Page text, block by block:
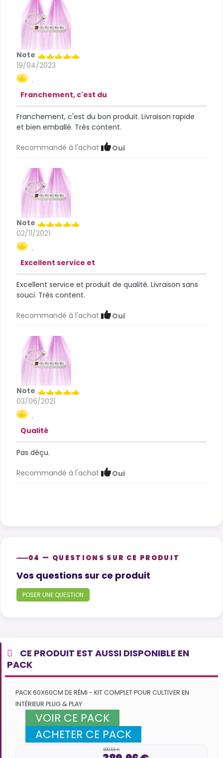
Note
19/04/2023
.
Franchement, c'est du
Franchement, c'est du bon produit. Livraison rapide
et bien emballé. Très content.
Recommandé à l'achat Oui
Note
02/11/2021
.
Excellent service et
Excellent service et produit de qualité. Livraison sans
souci. Très content.
Recommandé à l'achat Oui
Note
03/06/2021
.
Qualité
Pas déçu.
Recommandé à l'achat Oui
04 — QUESTIONS SUR CE PRODUIT
Product questions
Vos questions sur ce produit
POSER UNE QUESTION
CE PRODUIT EST AUSSI DISPONIBLE EN
PACK
PACK 60X60CM DE RÉMI - KIT COMPLET POUR CULTIVER EN
INTÉRIEUR PLUG & PLAY
VOIR CE PACK
ACHETER CE PACK
609,58 €